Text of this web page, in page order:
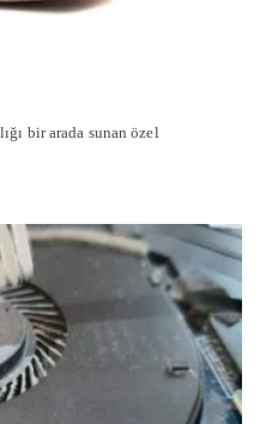
bir arada sunan özel